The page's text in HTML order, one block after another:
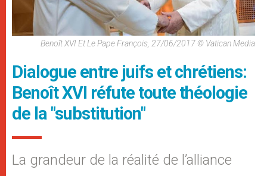
Benoît XVI Et Le Pape François, 27/06/2017 © Vatican Media
Dialogue entre juifs et chrétiens:
Benoît XVI réfute toute théologie
de la "substitution"
La grandeur de la réalité de l’alliance